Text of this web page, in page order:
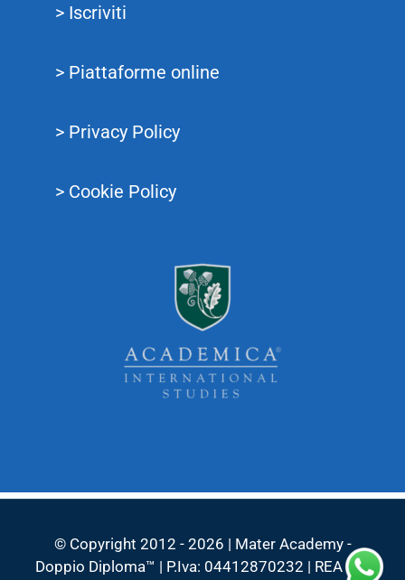
> Iscriviti
> Piattaforme online
> Privacy Policy
> Cookie Policy
© Copyright 2012 - 2026 | Mater Academy -
Doppio Diploma™ | P.Iva: 04412870232 | REA VR-